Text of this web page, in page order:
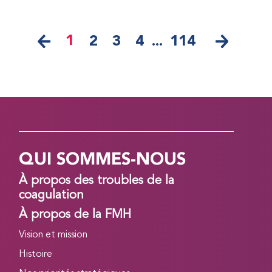
1 2 3 4 ... 114
QUI SOMMES-NOUS
À propos des troubles de la
coagulation
À propos de la FMH
Vision et mission
Histoire